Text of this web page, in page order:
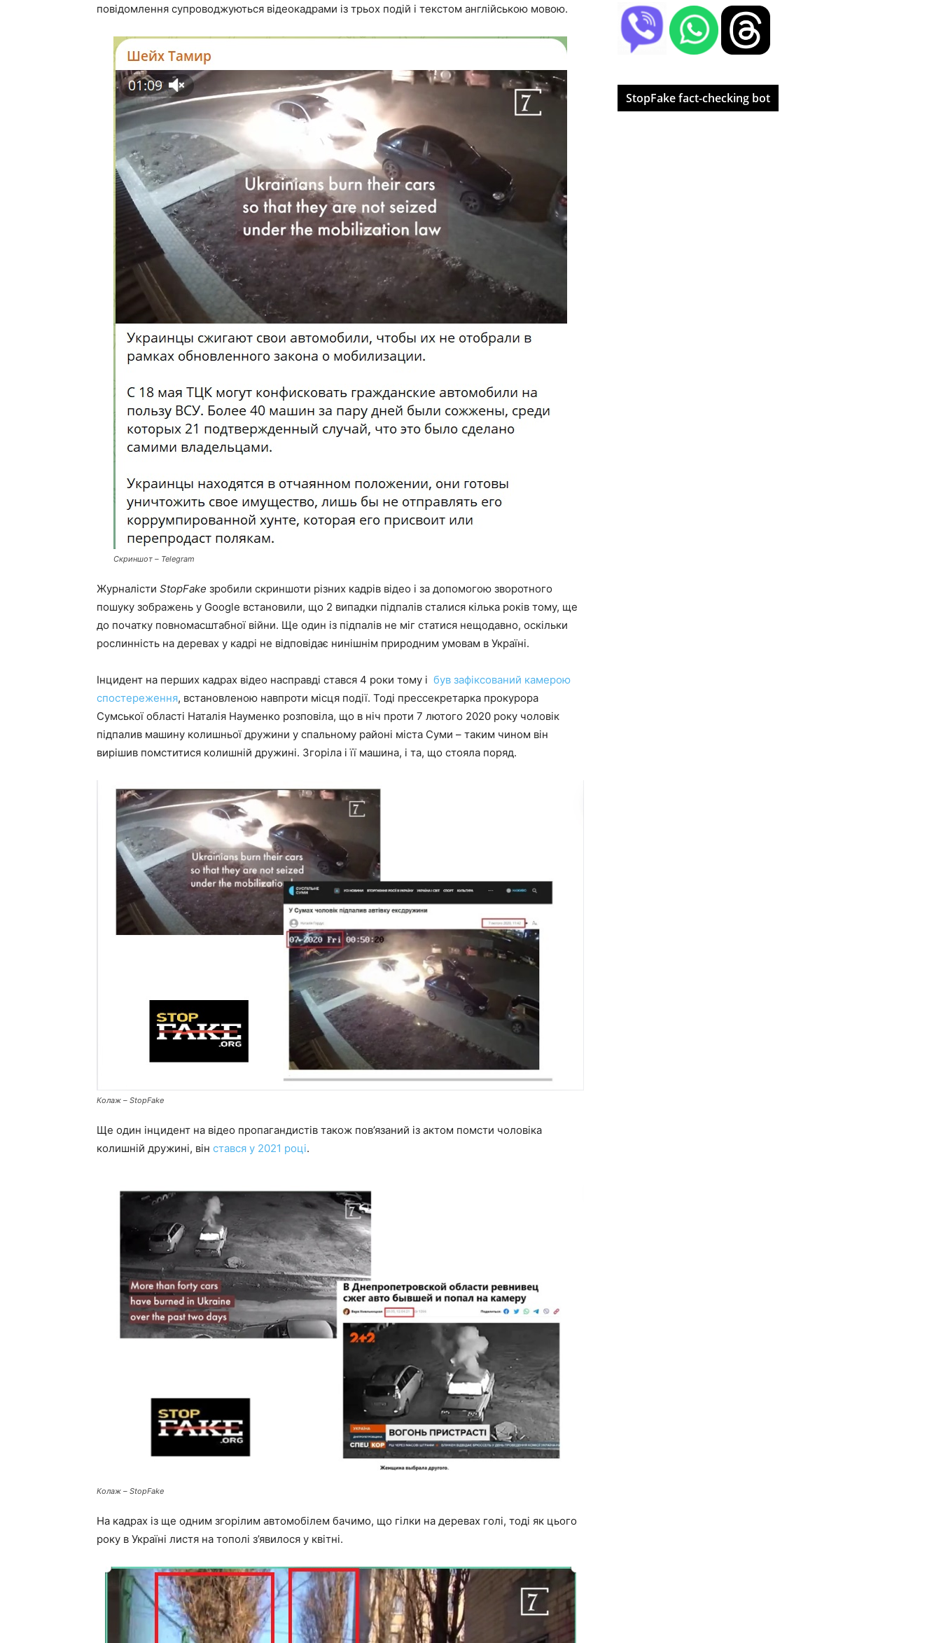
повідомлення супроводжуються відеокадрами із трьох подій і текстом англійською мовою.
Скриншот – Telegram
Журналісти StopFake зробили скриншоти різних кадрів відео і за допомогою зворотного
пошуку зображень у Google встановили, що 2 випадки підпалів сталися кілька років тому, ще
до початку повномасштабної війни. Ще один із підпалів не міг статися нещодавно, оскільки
рослинність на деревах у кадрі не відповідає нинішнім природним умовам в Україні.
Інцидент на перших кадрах відео насправді стався 4 роки тому і був зафіксований камерою
спостереження, встановленою навпроти місця події. Тоді прессекретарка прокурора
Сумської області Наталія Науменко розповіла, що в ніч проти 7 лютого 2020 року чоловік
підпалив машину колишньої дружини у спальному районі міста Суми – таким чином він
вирішив помститися колишній дружині. Згоріла і її машина, і та, що стояла поряд.
Колаж – StopFake
Ще один інцидент на відео пропагандистів також пов’язаний із актом помсти чоловіка
колишній дружині, він стався у 2021 році.
Колаж – StopFake
На кадрах із ще одним згорілим автомобілем бачимо, що гілки на деревах голі, тоді як цього
року в Україні листя на тополі з’явилося у квітні.
StopFake fact-checking bot